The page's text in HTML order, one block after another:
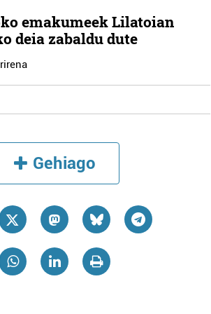
emakumeek Lilatoian
deia zabaldu dute
Gehiago